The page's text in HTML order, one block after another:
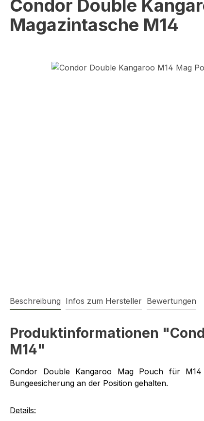
Condor Double
Magazintasche M14
Bildergalerie überspringen
Beschreibung Infos zum Hersteller Bewertungen
Produktinformationen
M14"
Condor Double Kangaroo Mag Pouch für
Bungeesicherung an der Position gehalten.
Details: